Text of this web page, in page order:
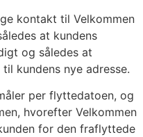
kontakt til Velkommen
at kundens
og således at
kundens nye adresse.
per flyttedatoen, og
hvorefter Velkommen
for den fraflyttede